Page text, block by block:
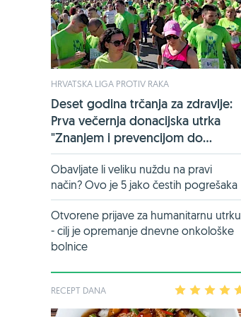
HRVATSKA LIGA PROTIV RAKA
Deset godina trčanja za zdravlje:
Prva večernja donacijska utrka
"Znanjem i prevencijom do...
Obavljate li veliku nuždu na pravi
način? Ovo je 5 jako čestih pogrešaka
Otvorene prijave za humanitarnu utrku
- cilj je opremanje dnevne onkološke
bolnice
RECEPT DANA 2 3 4